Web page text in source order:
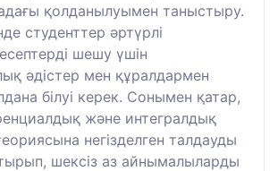
қолданылуымен таныстыру.
студенттер әртүрлі
шешу үшін
әдістер мен құралдармен
білуі керек. Сонымен қатар,
және интегралдық
негізделген талдауды
шексіз аз айнымалыларды